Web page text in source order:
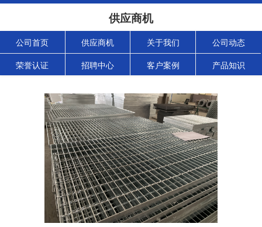
供应商机
公司首页 供应商机 关于我们 公司动态
荣誉认证 招聘中心 客户案例 产品知识